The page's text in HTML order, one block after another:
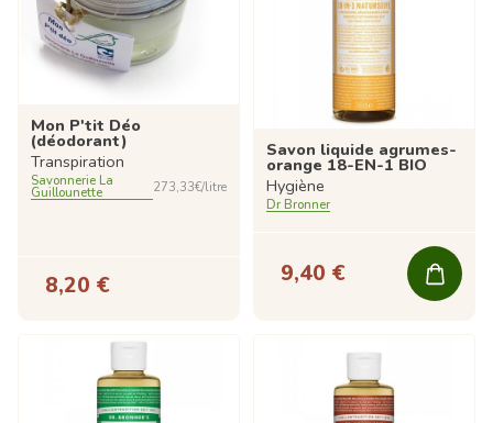
Mon P'tit Déo
(déodorant)
Transpiration
Savonnerie La
Guillounette 273,33€/litre
8,20 €
Savon liquide agrumes-
orange 18-EN-1 BIO
Hygiène
Dr Bronner
9,40 €